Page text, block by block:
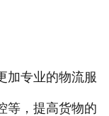
加专业的物流服
等，提高货物的